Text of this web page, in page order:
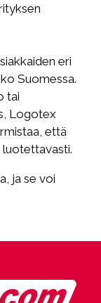
eri
Suomessa.
tai
Logotex
että
luotettavasti.
ja se voi